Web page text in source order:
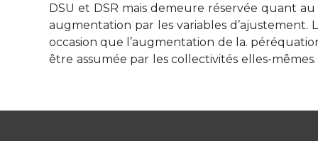
DSU et DSR mais demeure réservée quant
augmentation par les variables d’ajustement.
occasion que l’augmentation de la.
être assumée par les collectivités elles-